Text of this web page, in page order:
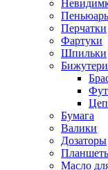
Перчатки
Фартуки
Шпильки
Бумага
Валики
Дозаторы
Масло